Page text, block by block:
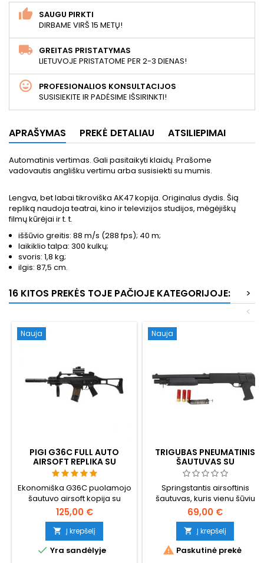
SAUGU PIRKTI
DIRBAME VIRŠ 15 METŲ!
GREITAS PRISTATYMAS
LIETUVOJE PRISTATOME PER 2-3 DIENAS!
PROFESIONALIOS KONSULTACIJOS
SUSISIEKITE IR PADĖSIME IŠSIRINKTI!
APRAŠYMAS PREKĖ DETALIAU ATSILIEPIMAI
Automatinis vertimas. Gali pasitaikyti klaidų. Prašome
vadovautis anglišku vertimu arba susisiekti su mumis.
Lengva, bet labai tikroviška AK47 kopija. Originalus dydis. Šią
repliką naudoja teatrai, kino ir televizijos studijos, mėgėjiškų
filmų kūrėjai ir t. t.
iššūvio greitis: 88 m/s (288 fps); 40 m;
laikiklio talpa: 300 kulkų;
svoris: 1,8 kg;
ilgis: 87,5 cm.
16 KITOS PREKĖS TOJE PAČIOJE KATEGORIJOJE:
>
<
Nauja
PIGI G36C FULL AUTO
AIRSOFT REPLIKA SU
PRIEDAIS
Ekonomiška G36C puolamojo
šautuvo airsoft kopija su
daugybe priedų. Šaudo
pusiau ir visiškai automatiniu
režimu. Nedidelė šūvio galia,
todėl tinka jaunesniems
naudotojams. Modelis:
125,00 €
 Į krepšelį
 Yra sandėlyje
Nauja
TRIGUBAS PNEUMATINIS
ŠAUTUVAS SU
TIKROVIŠKAIS ŠOVINIAIS
Springstantis airsoftinis
šautuvas, kuris vienu šūviu
iššauna 3 kulkas!
69,00 €
 Į krepšelį
 Paskutinė prekė